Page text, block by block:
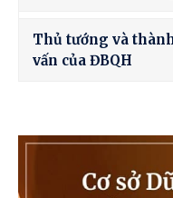
Thủ tướng và
vấn của ĐBQH